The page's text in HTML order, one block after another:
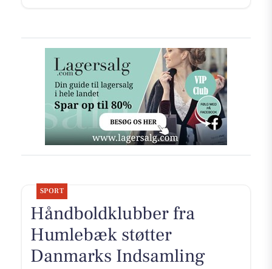
SPORT
Håndboldklubber fra
Humlebæk støtter
Danmarks Indsamling